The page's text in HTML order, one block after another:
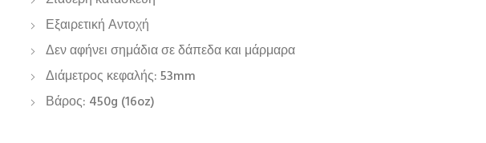
Εξαιρετική Αντοχή
Δεν αφήνει σημάδια σε δάπεδα και μάρμαρα
Διάμετρος κεφαλής: 53mm
Βάρος: 450g (16oz)